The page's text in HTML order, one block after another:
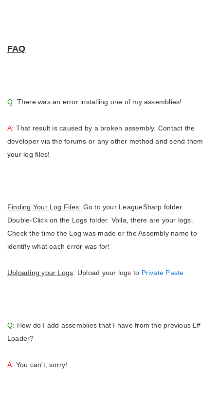
FAQ
Q: There was an error installing one of my assemblies!
A: That result is caused by a broken assembly. Contact the
developer via the forums or any other method and send them
your log files!
Finding Your Log Files: Go to your LeagueSharp folder.
Double-Click on the Logs folder. Voila, there are your logs.
Check the time the Log was made or the Assembly name to
identify what each error was for!
Uploading your Logs: Upload your logs to Private Paste
Q: How do I add assemblies that I have from the previous L#
Loader?
A: You can't, sorry!